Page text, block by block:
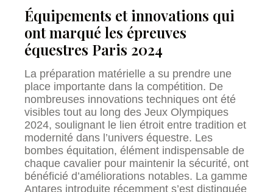
Équipements et innovations qui
ont marqué les épreuves
équestres Paris 2024
La préparation matérielle a su prendre une
place importante dans la compétition. De
nombreuses innovations techniques ont été
visibles tout au long des Jeux Olympiques
2024, soulignant le lien étroit entre tradition et
modernité dans l’univers équestre. Les
bombes équitation, élément indispensable de
chaque cavalier pour maintenir la sécurité, ont
bénéficié d’améliorations notables. La gamme
Antares introduite récemment s’est distinguée